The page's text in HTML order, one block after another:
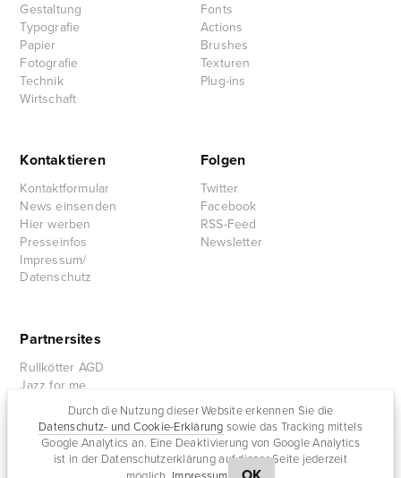
Durch die Nutzung dieser Website erkennen Sie die
Datenschutz- und Cookie-Erklärung sowie das Tracking mittels
Google Analytics an. Eine Deaktivierung von Google Analytics
ist in der Datenschutzerklärung auf dieser Seite jederzeit
Gestaltung
Typografie
Papier
Fotografie
Technik
Wirtschaft
Fonts
Actions
Brushes
Texturen
Plug-ins
Kontaktieren
Kontaktformular
News einsenden
Hier werben
Presseinfos
Impressum/
Datenschutz
Folgen
Twitter
Facebook
RSS-Feed
Newsletter
Partnersites
Rullkötter AGD
Jazz for me